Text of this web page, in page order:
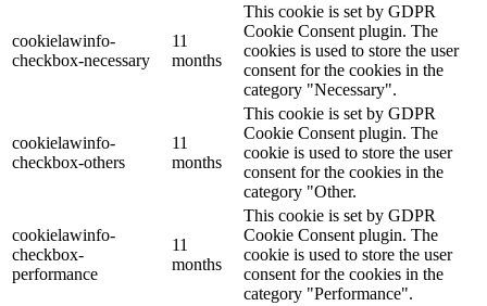
cookielawinfo-
checkbox-necessary
11
months
This cookie is set by GDPR
Cookie Consent plugin. The
cookies is used to store the user
consent for the cookies in the
category "Necessary".
cookielawinfo-
checkbox-others
11
months
This cookie is set by GDPR
Cookie Consent plugin. The
cookie is used to store the user
consent for the cookies in the
category "Other.
cookielawinfo-
checkbox-
performance
11
months
This cookie is set by GDPR
Cookie Consent plugin. The
cookie is used to store the user
consent for the cookies in the
category "Performance".